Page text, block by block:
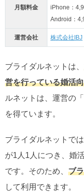
月額料金
iPhone：
Android：
運営会社 株式会社IBJ
ブライダルネットは、
営を行っている婚活
ルネットは、運営の
を得ています。
ブライダルネットで
が1人1人につき、婚
です。そのため、 ブ
して利用できます。